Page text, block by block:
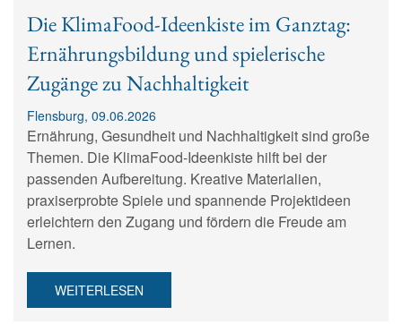
Die KlimaFood-Ideenkiste im Ganztag:
Ernährungsbildung und spielerische
Zugänge zu Nachhaltigkeit
Flensburg, 09.06.2026
Ernährung, Gesundheit und Nachhaltigkeit sind große
Themen. Die KlimaFood-Ideenkiste hilft bei der
passenden Aufbereitung. Kreative Materialien,
praxiserprobte Spiele und spannende Projektideen
erleichtern den Zugang und fördern die Freude am
Lernen.
WEITERLESEN